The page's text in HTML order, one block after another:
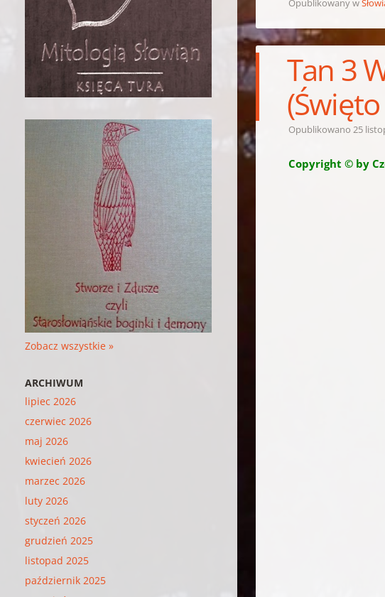
Tan 3
Opublikowano 25
Copyright © by
Zobacz wszystkie »
ARCHIWUM
lipiec 2026
czerwiec 2026
maj 2026
kwiecień 2026
marzec 2026
luty 2026
styczeń 2026
grudzień 2025
listopad 2025
październik 2025